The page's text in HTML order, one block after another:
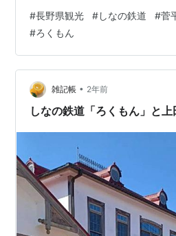
#長野県観光 #しなの鉄道 #菅
#ろくもん
雑記帳 • 2年前
しなの鉄道「ろくもん」と上